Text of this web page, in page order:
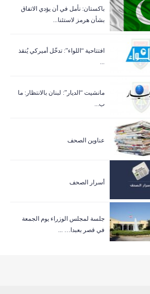
باكستان: نأمل في أن يؤدي الاتفاق
بشأن هرمز لاستئنا...
افتتاحية “اللواء”: تدخّل أميركي يُنقذ
...
مانشيت “الديار”: لبنان بالانتظار: ما
ب...
عناوين الصحف
أسرار الصحف
جلسة لمجلس الوزراء يوم الجمعة
في قصر بعبدا… ...